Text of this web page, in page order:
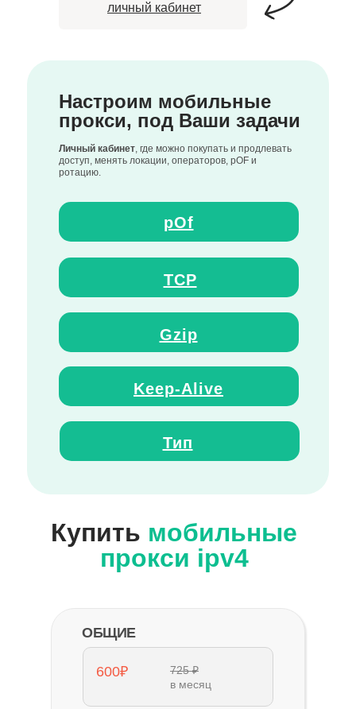
Настроим мобильные
прокси, под Ваши задачи
Личный кабинет, где можно покупать и продлевать
доступ, менять локации, операторов, pOF и
ротацию.
личный кабинет
pOf
TCP
Gzip
Keep-Alive
Тип
Купить мобильные
прокси ipv4
ОБЩИЕ
600₽
725 ₽
в месяц